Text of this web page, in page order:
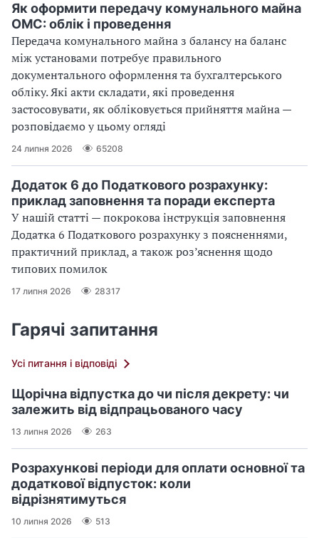
Як оформити передачу комунального майна
ОМС: облік і проведення
Передача комунального майна з балансу на баланс
між установами потребує правильного
документального оформлення та бухгалтерського
обліку. Які акти складати, які проведення
застосовувати, як обліковується прийняття майна —
розповідаємо у цьому огляді
24 липня 2026 65208
Додаток 6 до Податкового розрахунку:
приклад заповнення та поради експерта
У нашій статті — покрокова інструкція заповнення
Додатка 6 Податкового розрахунку з поясненнями,
практичний приклад, а також роз’яснення щодо
типових помилок
17 липня 2026 28317
Гарячі запитання
Усі питання і відповіді
Щорічна відпустка до чи після декрету: чи
залежить від відпрацьованого часу
13 липня 2026 263
Розрахункові періоди для оплати основної та
додаткової відпусток: коли
відрізнятимуться
10 липня 2026 513